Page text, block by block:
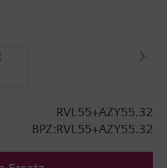
RVL55+AZY55.32
BPZ:RVL55+AZY55.32